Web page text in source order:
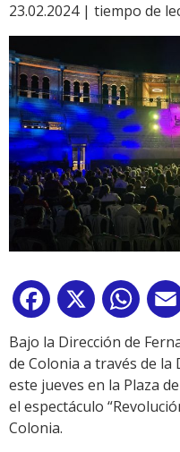
23.02.2024 | tiempo de
Facebook
X
Bajo la Dirección de
de Colonia a través de
este jueves en la Plaza
el espectáculo
Colonia.